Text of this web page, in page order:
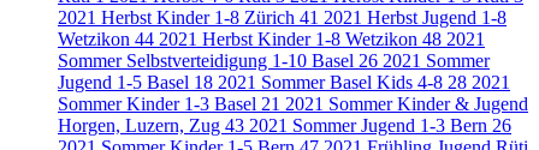
2021 Herbst Kinder 1-8 Zürich 41 2021 Herbst Jugend 1-8
Wetzikon 44 2021 Herbst Kinder 1-8 Wetzikon 48 2021
Sommer Selbstverteidigung 1-10 Basel 26 2021 Sommer
Jugend 1-5 Basel 18 2021 Sommer Basel Kids 4-8 28 2021
Sommer Kinder 1-3 Basel 21 2021 Sommer Kinder & Jugend
Horgen, Luzern, Zug 43 2021 Sommer Jugend 1-3 Bern 26